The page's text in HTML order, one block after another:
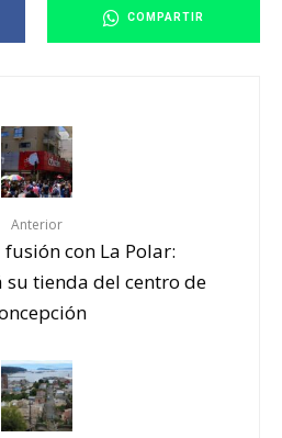
COMPARTIR
Anterior
con La Polar:
su tienda del centro de